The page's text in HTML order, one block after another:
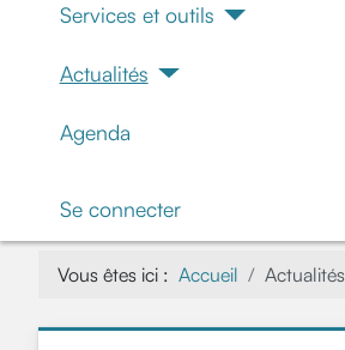
Services et outils
Actualités
Agenda
Se connecter
Vous êtes ici : Accueil Actualités